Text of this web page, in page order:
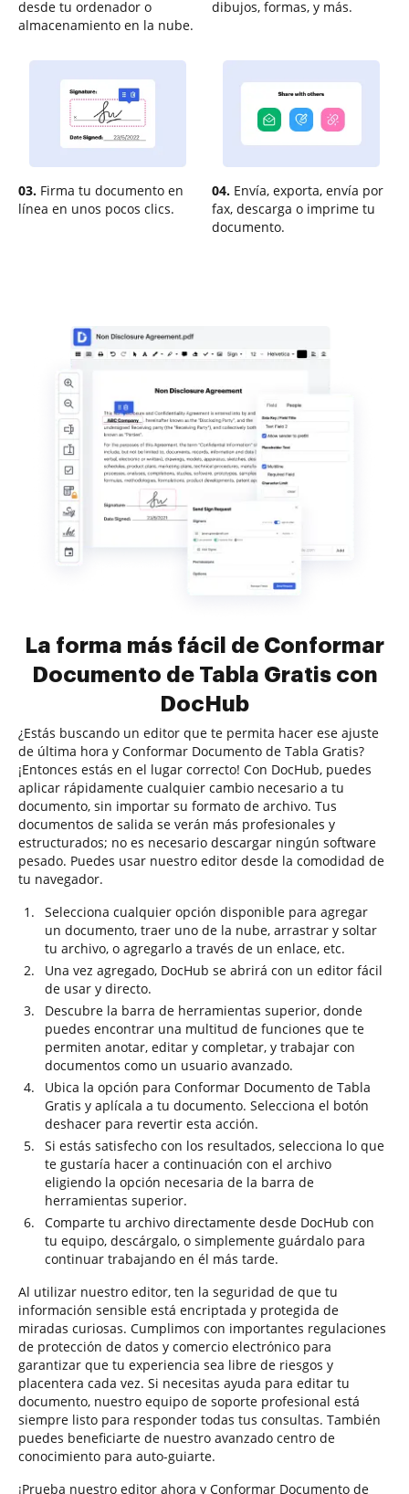
desde tu ordenador o
almacenamiento en la nube.
dibujos, formas, y más.
03. Firma tu documento en
línea en unos pocos clics.
04. Envía, exporta, envía por
fax, descarga o imprime tu
documento.
La forma más fácil de Conformar
Documento de Tabla Gratis con
DocHub
¿Estás buscando un editor que te permita hacer ese ajuste
de última hora y Conformar Documento de Tabla Gratis?
¡Entonces estás en el lugar correcto! Con DocHub, puedes
aplicar rápidamente cualquier cambio necesario a tu
documento, sin importar su formato de archivo. Tus
documentos de salida se verán más profesionales y
estructurados; no es necesario descargar ningún software
pesado. Puedes usar nuestro editor desde la comodidad de
tu navegador.
Selecciona cualquier opción disponible para agregar
un documento, traer uno de la nube, arrastrar y soltar
tu archivo, o agregarlo a través de un enlace, etc.
Una vez agregado, DocHub se abrirá con un editor fácil
de usar y directo.
Descubre la barra de herramientas superior, donde
puedes encontrar una multitud de funciones que te
permiten anotar, editar y completar, y trabajar con
documentos como un usuario avanzado.
Ubica la opción para Conformar Documento de Tabla
Gratis y aplícala a tu documento. Selecciona el botón
deshacer para revertir esta acción.
Si estás satisfecho con los resultados, selecciona lo que
te gustaría hacer a continuación con el archivo
eligiendo la opción necesaria de la barra de
herramientas superior.
Comparte tu archivo directamente desde DocHub con
tu equipo, descárgalo, o simplemente guárdalo para
continuar trabajando en él más tarde.
Al utilizar nuestro editor, ten la seguridad de que tu
información sensible está encriptada y protegida de
miradas curiosas. Cumplimos con importantes regulaciones
de protección de datos y comercio electrónico para
garantizar que tu experiencia sea libre de riesgos y
placentera cada vez. Si necesitas ayuda para editar tu
documento, nuestro equipo de soporte profesional está
siempre listo para responder todas tus consultas. También
puedes beneficiarte de nuestro avanzado centro de
conocimiento para auto-guiarte.
¡Prueba nuestro editor ahora y Conformar Documento de